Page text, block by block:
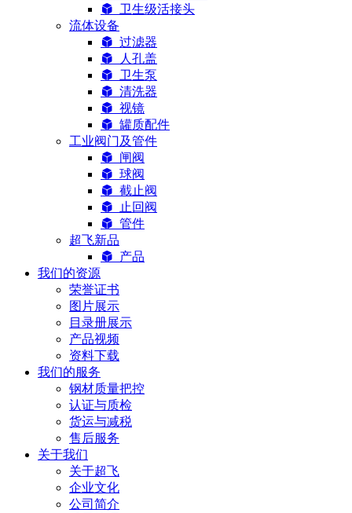
卫生级活接头
流体设备
过滤器
人孔盖
卫生泵
清洗器
视镜
罐质配件
工业阀门及管件
闸阀
球阀
截止阀
止回阀
管件
超飞新品
产品
我们的资源
荣誉证书
图片展示
目录册展示
产品视频
资料下载
我们的服务
钢材质量把控
认证与质检
货运与减税
售后服务
关于我们
关于超飞
企业文化
公司简介